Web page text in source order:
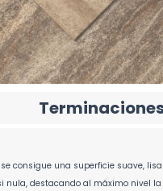
se consigue una superficie suave,
nula, destacando al máximo nivel